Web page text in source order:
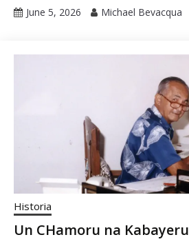
June 5, 2026 Michael Bevacqua
Historia
Un CHamoru na Kabayeru